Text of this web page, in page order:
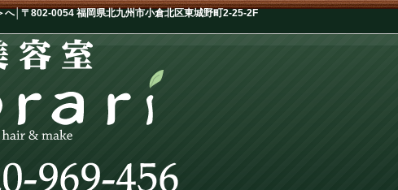
│〒802-0054 福岡県北九州市小倉北区東城野町2-25-2F